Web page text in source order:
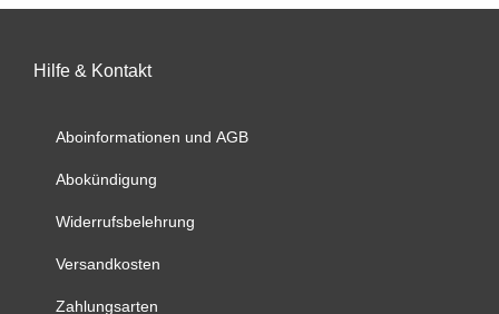
auf
gewählt
Hilfe & Kontakt
Aboinformationen und AGB
Abokündigung
Widerrufsbelehrung
Versandkosten
Zahlungsarten